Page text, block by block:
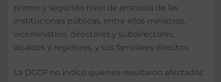
primer y segundo nivel de jerarquía de las
instituciones públicas, entre ellos ministros,
viceministros, directores y subdirectores,
alcaldes y regidores, y sus familiares directos.
La DGCP no indicó quienes resultaron afectados